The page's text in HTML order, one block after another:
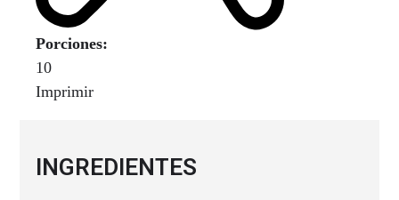
Porciones:
10
Imprimir
INGREDIENTES